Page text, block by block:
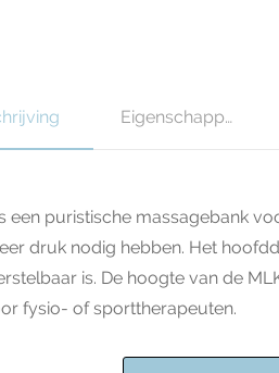
Eigenschappen
een puristische massagebank
druk nodig hebben. Het
is. De hoogte van de
fysio- of sporttherapeuten.